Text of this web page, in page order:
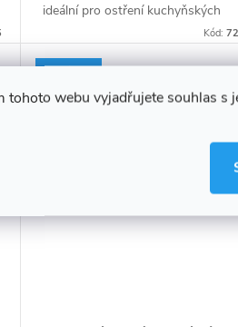
webu vyjadřujete souhlas s
ideální pro ostření kuchyňských
nožů a dalšího náčiní z nerezové
vody....
Kód:
Novinka